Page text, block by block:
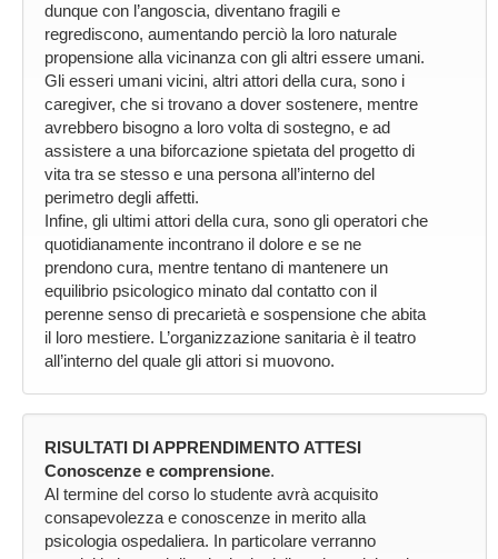
dunque con l’angoscia, diventano fragili e
regrediscono, aumentando perciò la loro naturale
propensione alla vicinanza con gli altri essere umani.
Gli esseri umani vicini, altri attori della cura, sono i
caregiver, che si trovano a dover sostenere, mentre
avrebbero bisogno a loro volta di sostegno, e ad
assistere a una biforcazione spietata del progetto di
vita tra se stesso e una persona all’interno del
perimetro degli affetti.
Infine, gli ultimi attori della cura, sono gli operatori che
quotidianamente incontrano il dolore e se ne
prendono cura, mentre tentano di mantenere un
equilibrio psicologico minato dal contatto con il
perenne senso di precarietà e sospensione che abita
il loro mestiere. L’organizzazione sanitaria è il teatro
all’interno del quale gli attori si muovono.
RISULTATI DI APPRENDIMENTO ATTESI
Conoscenze e comprensione.
Al termine del corso lo studente avrà acquisito
consapevolezza e conoscenze in merito alla
psicologia ospedaliera. In particolare verranno